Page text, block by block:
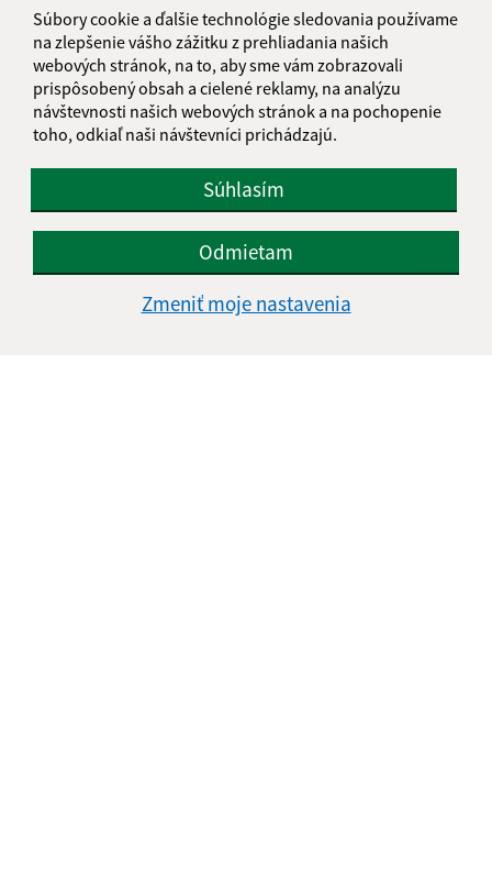
Súbory cookie a ďalšie technológie sledovania používame
na zlepšenie vášho zážitku z prehliadania našich
webových stránok, na to, aby sme vám zobrazovali
prispôsobený obsah a cielené reklamy, na analýzu
návštevnosti našich webových stránok a na pochopenie
toho, odkiaľ naši návštevníci prichádzajú.
Súhlasím
Odmietam
Zmeniť moje nastavenia
013 04 Dolná Tižina
info@obecstraza.sk
+421 415 694 001
IČO: 00321630